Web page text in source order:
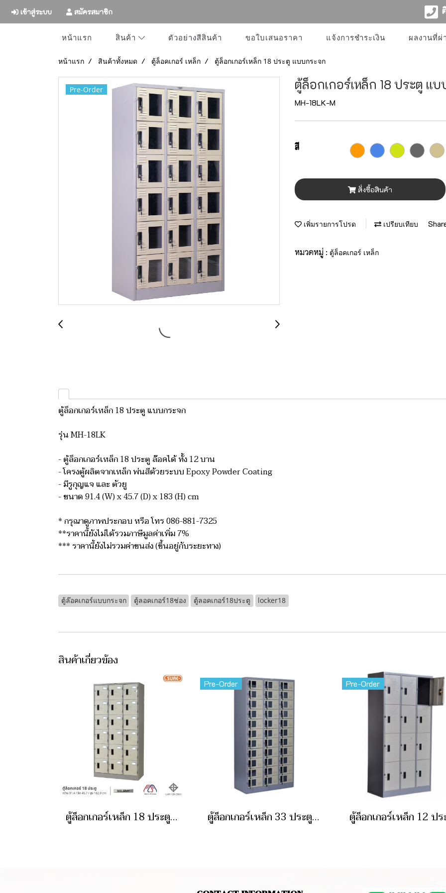
เข้าสู่ระบบ สมัครสมาชิก
หน้าแรก สินค้า ตัวอย่างสีสินค้า ขอใบเสนอราคา แจ้งการชำระเงิน ผลงานที่ผ่
หน้าแรก สินค้าทั้งหมด ตู้ล็อคเกอร์ เหล็ก ตู้ล็อกเกอร์เหล็ก 18 ประตู แบบกระจก
Pre-Order ตู้ล็อกเกอร์เหล็ก 18 ประตู แ
MH-18LK-M
สี
สั่งซื้อสินค้า
เพิ่มรายการโปรด เปรียบเทียบ
หมวดหมู่ : ตู้ล็อคเกอร์ เหล็ก
ตู้ล็อกเกอร์เหล็ก 18 ประตู แบบกระจก
รุ่น MH-18LK
- ตู้ล็อกเกอร์เหล็ก 18 ประตู ล๊อคได้ ทั้ง 12 บาน
- โครงตู้ผลิตจากเหล็ก พ่นสีด้วยระบบ Epoxy Powder Coating
- มีรูกุญแจ และ ตัวยู
- ขนาด 91.4 (W) x 45.7 (D) x 183 (H) cm
* กรุณาดูภาพประกอบ หรือ โทร 086-881-7325
**ราคานี้ยังไม่ได้รวมภาษีมูลค่าเพิ่ม 7%
*** ราคานี้ยังไม่รวมค่าขนส่ง (ขึ้นอยู่กับระยะทาง)
ตู้ล๊อคเกอร์แบบกระจก ตู้ลอคเกอร์18ช่อง ตู้ลอคเกอร์18ประตู locker18
สินค้าเกี่ยวข้อง
ตู้ล็อกเกอร์เหล็ก 18 ประตู มอก.
Pre-Order
ตู้ล็อกเกอร์เหล็ก 33 ประตู แบบกระจก
Pre-Order